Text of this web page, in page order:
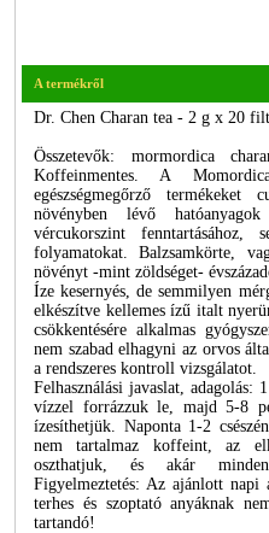
A termékről
Dr. Chen Charan tea - 2 g x 20
Összetevők: mormordica
Koffeinmentes. A
egészségmegőrző termékeket
növényben lévő hatóanyagok
vércukorszint fenntartásához,
folyamatokat. Balzsamkörte,
növényt -mint zöldséget-
Íze kesernyés, de semmilyen
elkészítve kellemes ízű italt
csökkentésére alkalmas
nem szabad elhagyni az orvos
a rendszeres kontroll vizsgálatot.
Felhasználási javaslat, adagolás:
vízzel forrázzuk le, majd 5-8
ízesíthetjük. Naponta 1-2
nem tartalmaz koffeint, az
oszthatjuk, és akár
Figyelmeztetés: Az ajánlott napi
terhes és szoptató anyáknak
tartandó!